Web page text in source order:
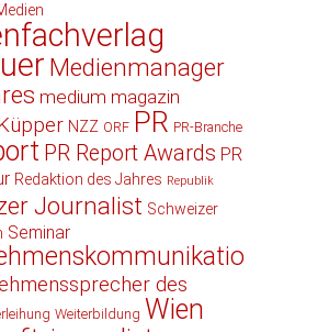
Medienmanager
medium magazin
NZZ ORF PR PR-Branche
PR Report Awards PR
Redaktion des Jahres Republik
Journalist Schweizer
Seminar
des
Weiterbildung Wien